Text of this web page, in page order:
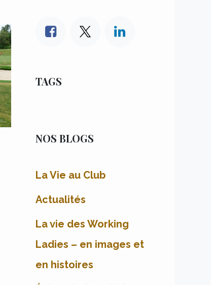
TAGS
NOS BLOGS
La Vie au Club
Actualités
La vie des Working
Ladies – en images et
en histoires